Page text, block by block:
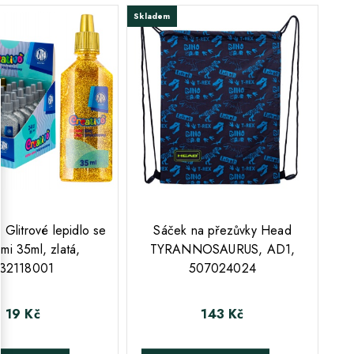
Glitrové lepidlo se
35ml, zlatá,
Cena
19 Kč
Skladem
Sáček na přezůvky Head
TYRANNOSAURUS, AD1,
507024024
Cena
143 Kč